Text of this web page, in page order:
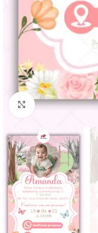
Clique para ampliar